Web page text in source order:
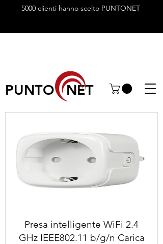
5000 clienti hanno scelto PUNTONET
PUNTO NET
Presa intelligente WiFi 2.4
GHz IEEE802.11 b/g/n Carica